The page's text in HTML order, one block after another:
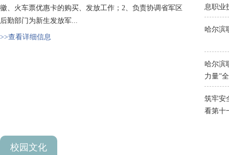
徽、火车票优惠卡的购买、发放工作；2、负责协调省军区
后勤部门为新生发放军...
>>查看详细信息
息职业
哈尔滨职业技术
力量”
筑牢安全防线 青春与祖
看第十
校园文化